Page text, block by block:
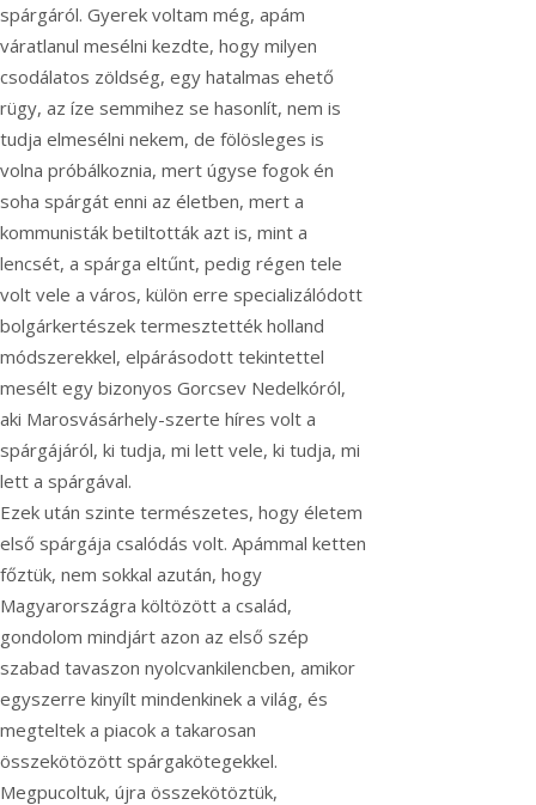
spárgáról. Gyerek voltam még, apám
váratlanul mesélni kezdte, hogy milyen
csodálatos zöldség, egy hatalmas ehető
rügy, az íze semmihez se hasonlít, nem is
tudja elmesélni nekem, de fölösleges is
volna próbálkoznia, mert úgyse fogok én
soha spárgát enni az életben, mert a
kommunisták betiltották azt is, mint a
lencsét, a spárga eltűnt, pedig régen tele
volt vele a város, külön erre specializálódott
bolgárkertészek termesztették holland
módszerekkel, elpárásodott tekintettel
mesélt egy bizonyos Gorcsev Nedelkóról,
aki Marosvásárhely-szerte híres volt a
spárgájáról, ki tudja, mi lett vele, ki tudja, mi
lett a spárgával.
Ezek után szinte természetes, hogy életem
első spárgája csalódás volt. Apámmal ketten
főztük, nem sokkal azután, hogy
Magyarországra költözött a család,
gondolom mindjárt azon az első szép
szabad tavaszon nyolcvankilencben, amikor
egyszerre kinyílt mindenkinek a világ, és
megteltek a piacok a takarosan
összekötözött spárgakötegekkel.
Megpucoltuk, újra összekötöztük,